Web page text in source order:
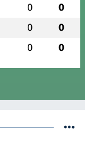
0 0
0 0
0 0